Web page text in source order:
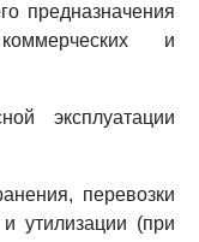
предназначения
и
эксплуатации
перевозки
утилизации (при